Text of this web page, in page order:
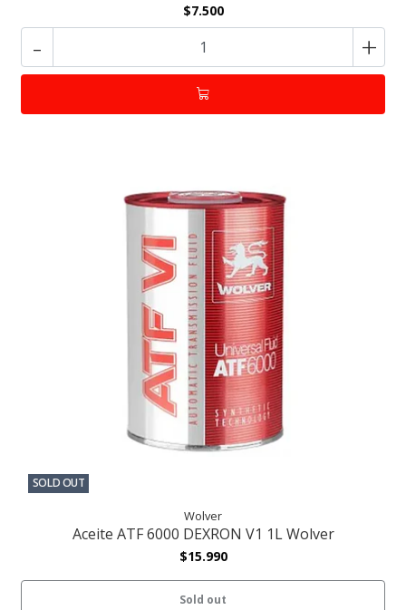
$7.500
- +
SOLD OUT
Wolver
Aceite ATF 6000 DEXRON V1 1L Wolver
$15.990
Sold out